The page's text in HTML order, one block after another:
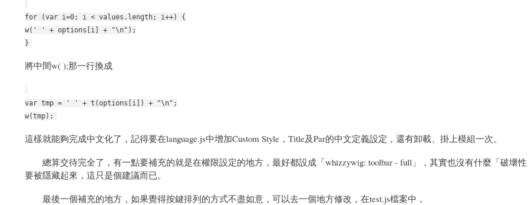
for (var i=0; i < values.length; i++) {
w(' ' + options[i] + "\n");
}
將中間w( );那一行換成
var tmp = ' ' + t(options[i]) + "\n";
w(tmp);
這樣就能夠完成中文化了，記得要在language.js中增加Custom Style，Title及Par的中文定義設定，還有卸載、掛上模組一次。
總算交待完全了，有一點要補充的就是在權限設定的地方，最好都設成「whizzywig: toolbar - full」，其實也沒有什麼「破壞
要被隱藏起來，這只是個建議而已。
最後一個補充的地方，如果覺得按鍵排列的方式不盡如意，可以去一個地方修改，在test.js檔案中，